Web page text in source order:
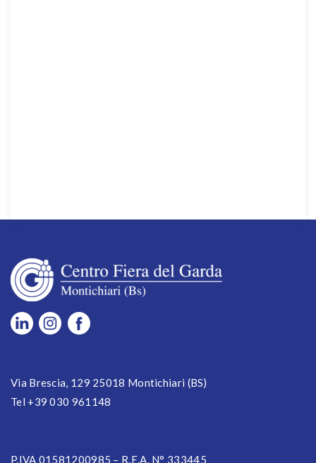
Via Brescia, 129 25018 Montichiari (BS)
Tel +39 030 961148
P.IVA 01581200985 – R.E.A. N° 333445